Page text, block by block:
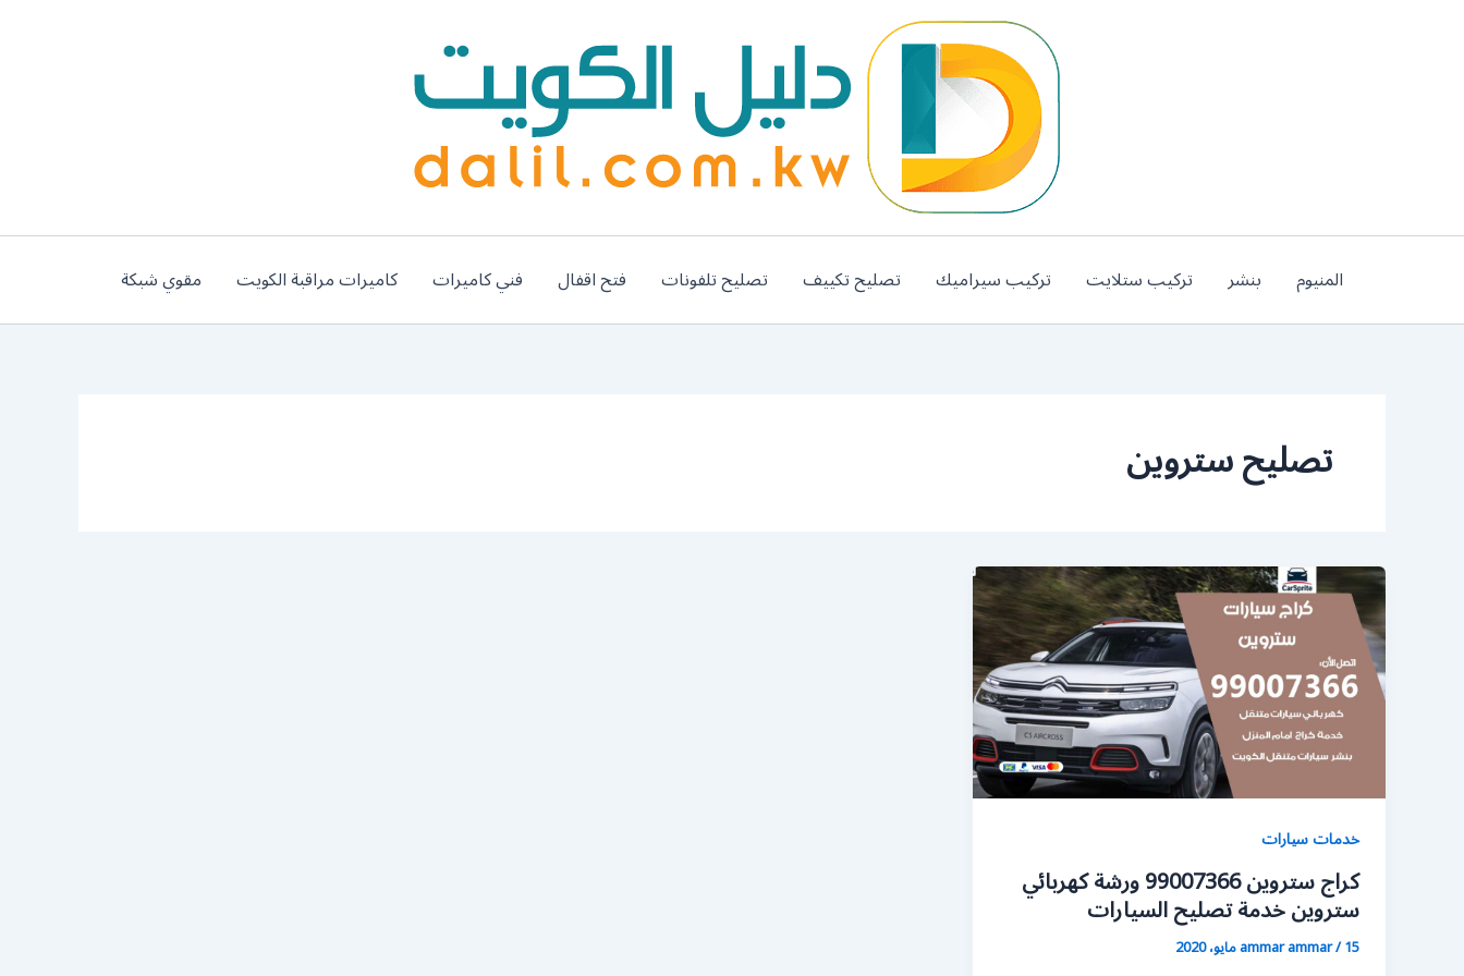
المنيوم بنشر تركيب ستلايت تركيب سيراميك تصليح تكييف تصليح تلفونات فتح اقفال فني كاميرات كاميرات مراقبة الكويت مقوي شبكة
تصليح ستروين
خدمات سيارات
كراج ستروين 99007366 ورشة كهربائي
ستروين خدمة تصليح السيارات
ammar ammar/15 مايو، 2020